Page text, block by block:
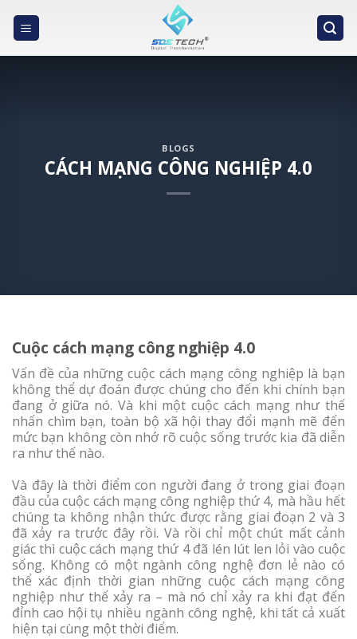
BLOGS
CÁCH MẠNG CÔNG NGHIỆP 4.0
Cuộc cách mạng công nghiệp 4.0
Vấn đề của những cuộc cách mạng công nghiệp là bạn
không thể dự đoán được chúng cho đến khi chính bạn
đang ở giữa nó. Và khi một cuộc cách mạng như thế
nhấn chìm bạn, toàn bộ xã hội thay đổi mạnh mẽ đến
mức bạn không còn nhớ rõ cuộc sống trước kia đã diễn
ra như thế nào.
Và đây là thời điểm con người đang ở trong giai đoạn
đầu của cuộc cách mạng công nghiệp thứ 4, mà hầu hết
chúng ta không nhận thức được rằng giai đoạn 2 và 3
đã xảy ra trước đây rồi. Và rồi chỉ một chút mất cảnh
giác thì cuộc cách mạng thứ 4 đã lén lút len lỏi vào cuộc
sống. Không có một ngành công nghệ đơn lẻ nào có
thể xác định thời gian những cuộc cách mạng công
nghiệp như thế xảy ra – mà nó chỉ xảy ra khi đạt đến
đỉnh cao hội tụ nhiều ngành công nghệ, khi tất cả xuất
hiện tại cùng một thời điểm.